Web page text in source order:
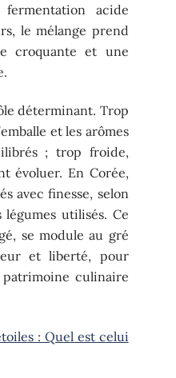
acide
le mélange prend
croquante et une
déterminant. Trop
et les arômes
; trop froide,
évoluer. En Corée,
avec finesse, selon
utilisés. Ce
se module au gré
et liberté, pour
culinaire
: Quel est celui